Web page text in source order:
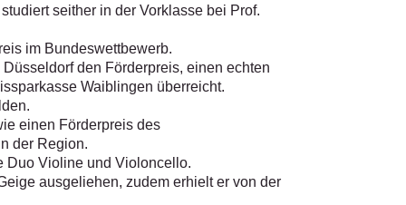
seither in der Vorklasse bei Prof.
im Bundeswettbewerb.
den Förderpreis, einen echten
Waiblingen überreicht.
einen Förderpreis des
der Region.
Duo Violine und Violoncello.
ausgeliehen, zudem erhielt er von der